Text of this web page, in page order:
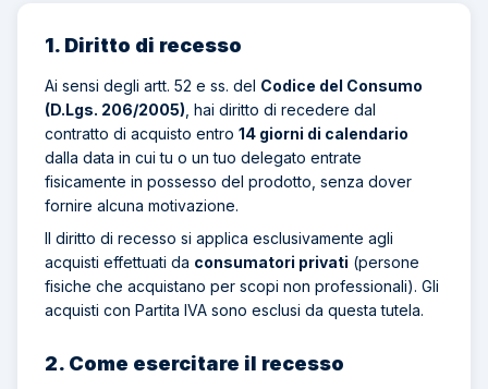
1. Diritto di recesso
Ai sensi degli artt. 52 e ss. del Codice del Consumo
(D.Lgs. 206/2005) , hai diritto di recedere dal
contratto di acquisto entro 14 giorni di calendario
dalla data in cui tu o un tuo delegato entrate
fisicamente in possesso del prodotto, senza dover
fornire alcuna motivazione.
Il diritto di recesso si applica esclusivamente agli
acquisti effettuati da consumatori privati (persone
fisiche che acquistano per scopi non professionali). Gli
acquisti con Partita IVA sono esclusi da questa tutela.
2. Come esercitare il recesso